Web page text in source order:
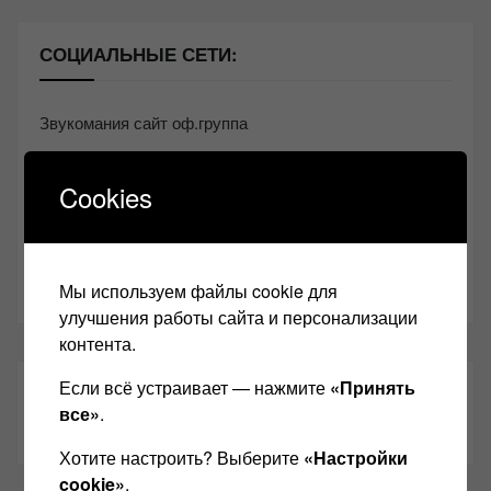
СОЦИАЛЬНЫЕ СЕТИ:
Звукомания сайт оф.группа
Контакт
Одноклассники
Youtube
ТАКЖЕ ЧИТАЕМ:
Cookies
Мы используем файлы cookie для
улучшения работы сайта и персонализации
контента.
Если всё устраивает — нажмите «Принять
все».
Хотите настроить? Выберите «Настройки
cookie».